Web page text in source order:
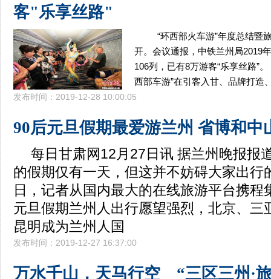
客"乐享丝路"
“环西部火车游”年度总结暨
开。会议通报，中铁兰州局2019
106列，已有8万游客“乐享丝路
西部车游”在引客入甘、品牌打造
发布时间：2019-12-28 10:00:05
90后元旦假期最爱游兰州 省博和中
每日甘肃网12月27日讯 据兰州晚报报
的假期仅有一天，但这并不妨碍大家出行
日，记者从国内最大的在线旅游平台携程
元旦假期兰州人出行愿望强烈，北京、三
昆明成为兰州人国
发布时间：2019-12-27 16:37:00
万水千山，天马行空 “三区三州·